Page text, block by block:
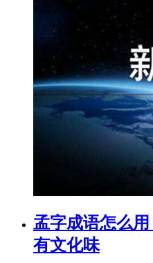
孟字成语怎么
有文化味